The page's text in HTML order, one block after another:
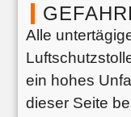
Alle
ein hohes
dieser Seite